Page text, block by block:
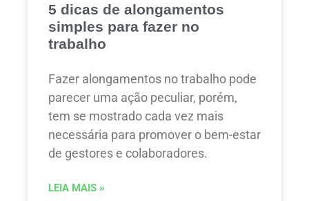
5 dicas de alongamentos
simples para fazer no
trabalho
Fazer alongamentos no trabalho pode
parecer uma ação peculiar, porém,
tem se mostrado cada vez mais
necessária para promover o bem-estar
de gestores e colaboradores.
LEIA MAIS »